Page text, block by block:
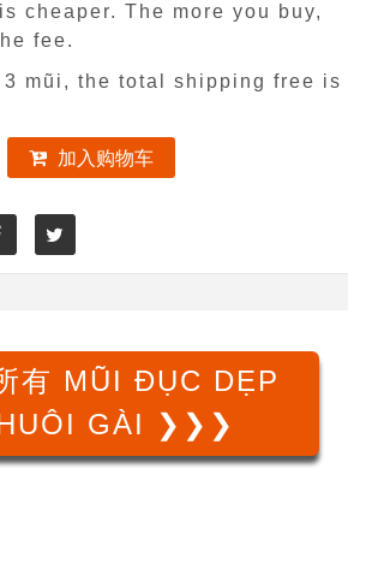
cheaper. The more you buy,
fee.
3 mũi, the total shipping free is
加入购物车
有 MŨI ĐỤC DẸP
GÀI ❯❯❯